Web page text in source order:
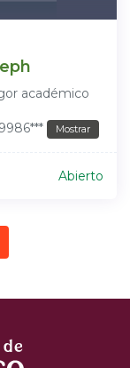
académico
9986*** Mostrar
Abierto